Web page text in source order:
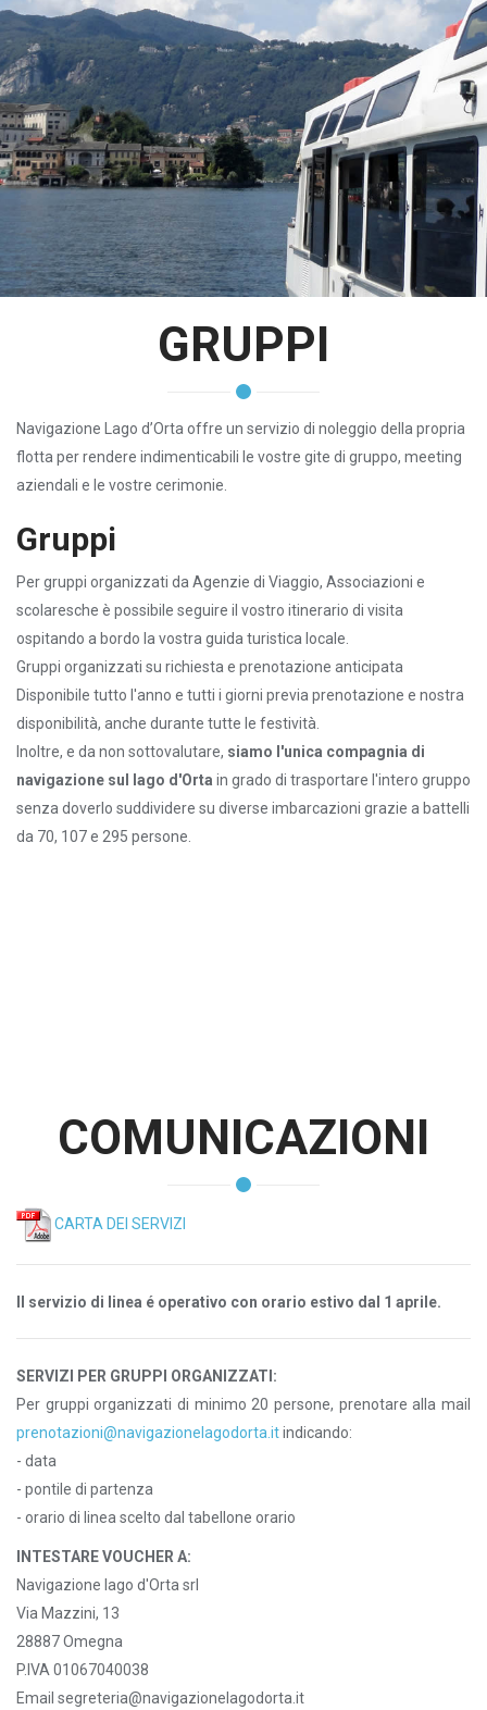
GRUPPI
Navigazione Lago d’Orta offre un servizio di noleggio della propria
flotta per rendere indimenticabili le vostre gite di gruppo, meeting
aziendali e le vostre cerimonie.
Gruppi
Per gruppi organizzati da Agenzie di Viaggio, Associazioni e
scolaresche è possibile seguire il vostro itinerario di visita
ospitando a bordo la vostra guida turistica locale.
Gruppi organizzati su richiesta e prenotazione anticipata
Disponibile tutto l'anno e tutti i giorni previa prenotazione e nostra
disponibilità, anche durante tutte le festività.
Inoltre, e da non sottovalutare, siamo l'unica compagnia di
navigazione sul lago d'Orta in grado di trasportare l'intero gruppo
senza doverlo suddividere su diverse imbarcazioni grazie a battelli
da 70, 107 e 295 persone.
COMUNICAZIONI
CARTA DEI SERVIZI
Il servizio di linea é operativo con orario estivo dal 1 aprile.
SERVIZI PER GRUPPI ORGANIZZATI:
Per gruppi organizzati di minimo 20 persone, prenotare alla mail
prenotazioni@navigazionelagodorta.itindicando:
- data
- pontile di partenza
- orario di linea scelto dal tabellone orario
INTESTARE VOUCHER A:
Navigazione lago d'Orta srl
Via Mazzini, 13
28887 Omegna
P.IVA 01067040038
Email segreteria@navigazionelagodorta.it